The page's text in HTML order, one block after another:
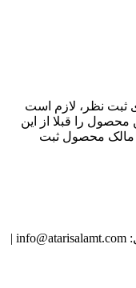
ثبت نظر، لازم است
محصول را قبلا از این
مالک محصول ثبت
info@atarisalamt.com
|